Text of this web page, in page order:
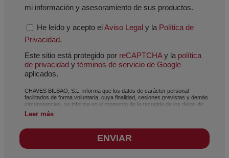
mi información y asesoramiento de sus productos.
He leído y acepto elAviso Legal y la Política de
Privacidad.
Este sitio está protegido por reCAPTCHAy la política
de privacidad y términos de servicio de Google
aplicados.
CHAVES BILBAO, S.L. informa que los datos de carácter personal
facilitados de forma voluntaria, cuya finalidad, cesiones previstas y demás
circunstancias, se informa en el momento de la recogida de los datos de
carácter personal, si bien, según el caso concreto, su finalidad, puede ser
alguna de las siguientes, la atención a su solicitud, queja o duda planteada,
clientes, contabilidad y facturación o envío de comunicaciones, incluso por
medios electrónicos, de noticias y actividades relacionadas con CHAVES
absolutamente confidenciales y serán tratados con la máxima
Leer más
ENVIAR